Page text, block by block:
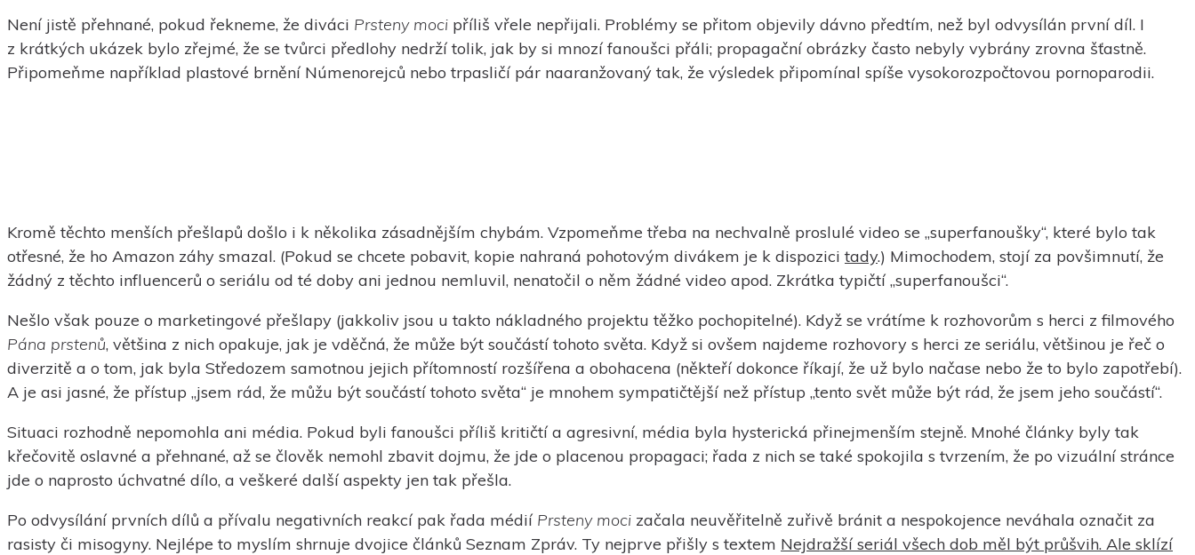
Není jistě přehnané, pokud řekneme, že diváci Prsteny moci příliš vřele nepřijali. Problémy se přitom objevily dávno předtím, než byl odvysílán první díl. I
z krátkých ukázek bylo zřejmé, že se tvůrci předlohy nedrží tolik, jak by si mnozí fanoušci přáli; propagační obrázky často nebyly vybrány zrovna šťastně.
Připomeňme například plastové brnění Númenorejců nebo trpasličí pár naaranžovaný tak, že výsledek připomínal spíše vysokorozpočtovou pornoparodii.
Kromě těchto menších přešlapů došlo i k několika zásadnějším chybám. Vzpomeňme třeba na nechvalně proslulé video se „superfanoušky“, které bylo tak
otřesné, že ho Amazon záhy smazal. (Pokud se chcete pobavit, kopie nahraná pohotovým divákem je k dispozici tady.) Mimochodem, stojí za povšimnutí, že
žádný z těchto influencerů o seriálu od té doby ani jednou nemluvil, nenatočil o něm žádné video apod. Zkrátka typičtí „superfanoušci“.
Nešlo však pouze o marketingové přešlapy (jakkoliv jsou u takto nákladného projektu těžko pochopitelné). Když se vrátíme k rozhovorům s herci z filmového
Pána prstenů, většina z nich opakuje, jak je vděčná, že může být součástí tohoto světa. Když si ovšem najdeme rozhovory s herci ze seriálu, většinou je řeč o
diverzitě a o tom, jak byla Středozem samotnou jejich přítomností rozšířena a obohacena (někteří dokonce říkají, že už bylo načase nebo že to bylo zapotřebí).
A je asi jasné, že přístup „jsem rád, že můžu být součástí tohoto světa“ je mnohem sympatičtější než přístup „tento svět může být rád, že jsem jeho součástí“.
Situaci rozhodně nepomohla ani média. Pokud byli fanoušci příliš kritičtí a agresivní, média byla hysterická přinejmenším stejně. Mnohé články byly tak
křečovitě oslavné a přehnané, až se člověk nemohl zbavit dojmu, že jde o placenou propagaci; řada z nich se také spokojila s tvrzením, že po vizuální stránce
jde o naprosto úchvatné dílo, a veškeré další aspekty jen tak přešla.
Po odvysílání prvních dílů a přívalu negativních reakcí pak řada médií Prsteny moci začala neuvěřitelně zuřivě bránit a nespokojence neváhala označit za
rasisty či misogyny. Nejlépe to myslím shrnuje dvojice článků Seznam Zpráv. Ty nejprve přišly s textem Nejdražší seriál všech dob měl být průšvih. Ale sklízí